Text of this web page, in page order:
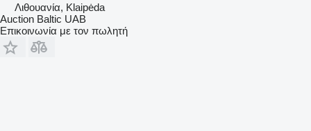
Λιθουανία, Klaipėda
Auction Baltic UAB
Επικοινωνία με τον πωλητή